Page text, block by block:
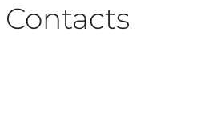
Contacts